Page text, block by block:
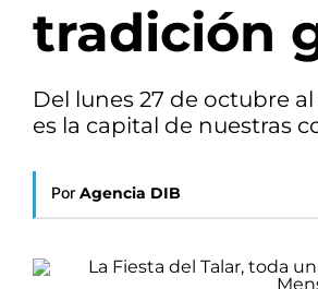
tradición
Del lunes 27 de octubre
es la capital de nuestras
Por Agencia DIB